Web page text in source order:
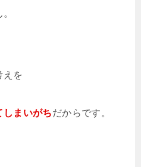
えを
しまいがちだからです。